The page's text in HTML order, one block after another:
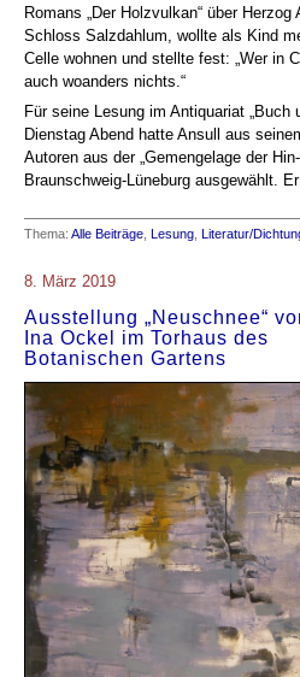
Romans „Der Holzvulkan“ über
Schloss Salzdahlum, wollte als Kind
Celle wohnen und stellte fest: „Wer in
auch woanders nichts.“
Für seine Lesung im Antiquariat „Buch
Dienstag Abend hatte Ansull aus
Autoren aus der „Gemengelage der
Braunschweig-Lüneburg ausgewählt.
Thema: Alle Beiträge Lesung Literatur/
8. März 2019
Ausstellung „Neuschnee“
Ina Ockel im Torhaus des
Botanischen Gartens